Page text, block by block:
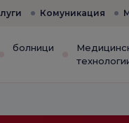
Комуникация
болници